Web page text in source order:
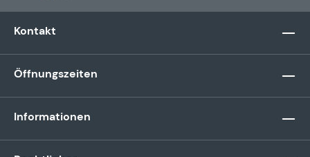
Kontakt
Öffnungszeiten
Informationen